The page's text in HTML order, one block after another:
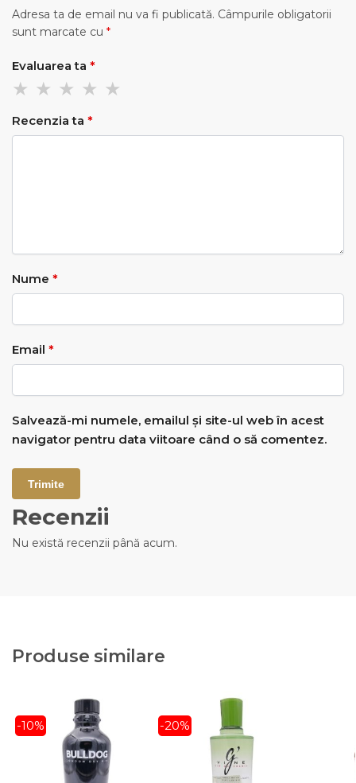
Recenzii
Nu există recenzii până acum.
Adresa ta de email nu va fi publicată. Câmpurile obligatorii
sunt marcate cu *
Evaluarea ta *
Recenzia ta *
Nume *
Email *
Salvează-mi numele, emailul și site-ul web în acest
navigator pentru data viitoare când o să comentez.
Produse similare
-10% -20%